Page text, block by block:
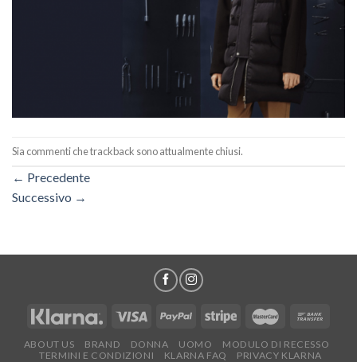
Sia commenti che trackback sono attualmente chiusi.
← Precedente
Successivo →
ABOUT US BRAND DONNA UOMO
MODULO DI RECESSO
TERMINI E CONDIZIONI
KLARNA FAQ PRIVACY KLARNA